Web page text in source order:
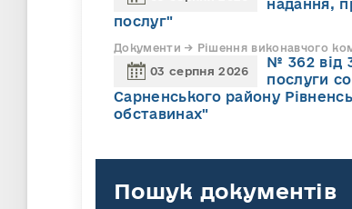
надання,
послуг"
Документи → Рішення виконавчого
03 серпня 2026
№ 362 від
послуги
Сарненського району
обставинах"
Пошук документів